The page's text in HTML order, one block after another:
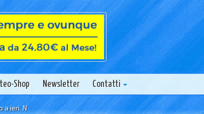
Shop Newsletter Contatti
pomeriggio qualche temporale sul crinale Appenninico.